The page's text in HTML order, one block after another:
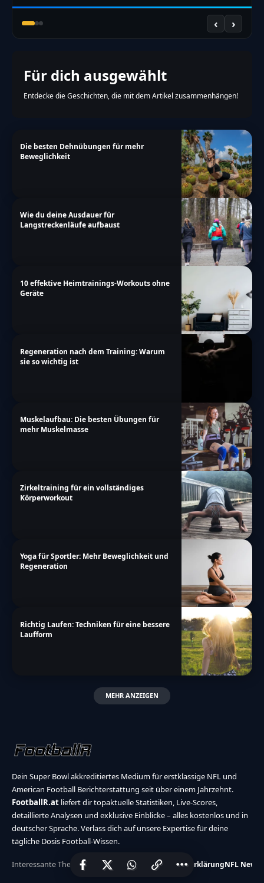
‹ ›
Für dich ausgewählt
Entdecke die Geschichten, die mit dem Artikel zusammenhängen!
Die besten Dehnübungen für mehr
Beweglichkeit
Wie du deine Ausdauer für
Langstreckenläufe aufbaust
10 effektive Heimtrainings-Workouts ohne
Geräte
Regeneration nach dem Training: Warum
sie so wichtig ist
Muskelaufbau: Die besten Übungen für
mehr Muskelmasse
Zirkeltraining für ein vollständiges
Körperworkout
Yoga für Sportler: Mehr Beweglichkeit und
Regeneration
Richtig Laufen: Techniken für eine bessere
Laufform
MEHR ANZEIGEN
Dein Super Bowl akkreditiertes Medium für erstklassige NFL und
American Football Berichterstattung seit über einem Jahrzehnt.
FootballR.at liefert dir topaktuelle Statistiken, Live-Scores,
detaillierte Analysen und exklusive Einblicke – alles kostenlos und in
deutscher Sprache. Verlass dich auf unsere Expertise für deine
tägliche Dosis Football-Wissen.
Interessante Themen: Hier werbenBarrierefreiheitserklärungNFL News